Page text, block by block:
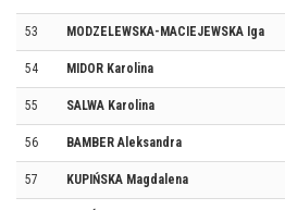
53 MODZELEWSKA-MACIEJEWSKA Iga
54 MIDOR Karolina
55 SALWA Karolina
56 BAMBER Aleksandra
57 KUPIŃSKA Magdalena